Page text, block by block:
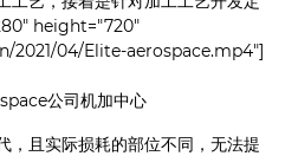
height="720"
2021/04/Elite-aerospace.mp4"]
公司机加中心
，且实际损耗的部位不同，无法提